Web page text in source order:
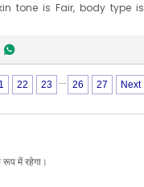
tone is Fair, body type is
AM
22 23 ... 26 27 Next
रूप में रहेगा।